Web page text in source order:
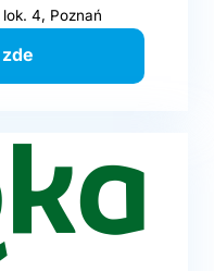
lok. 4, Poznań